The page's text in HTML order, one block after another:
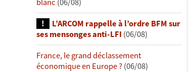
blanc (06/08)
L’ARCOM rappelle à l’ordre BFM sur
ses mensonges anti-LFI (06/08)
France, le grand déclassement
économique en Europe ?(06/08)